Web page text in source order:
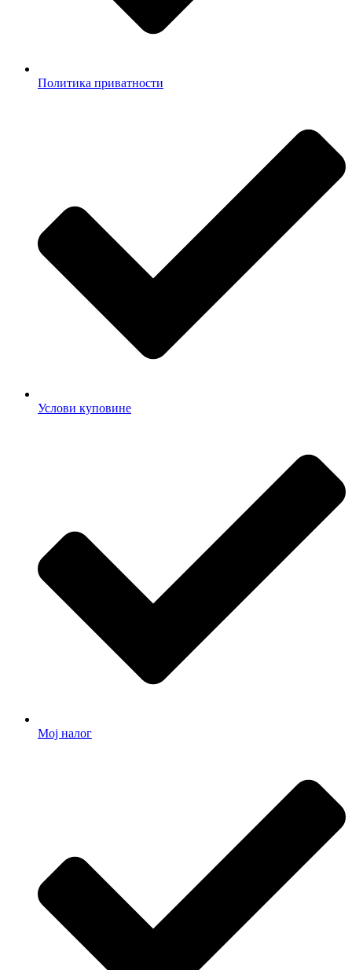
Политика приватности
Услови куповине
Мој налог